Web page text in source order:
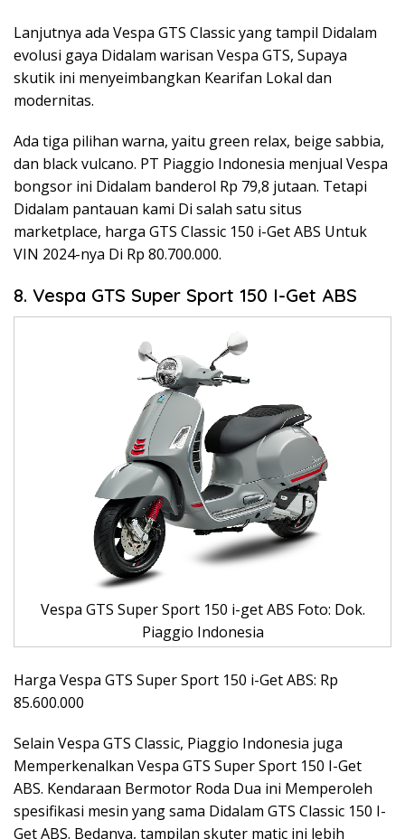
Lanjutnya ada Vespa GTS Classic yang tampil Didalam
evolusi gaya Didalam warisan Vespa GTS, Supaya
skutik ini menyeimbangkan Kearifan Lokal dan
modernitas.
Ada tiga pilihan warna, yaitu green relax, beige sabbia,
dan black vulcano. PT Piaggio Indonesia menjual Vespa
bongsor ini Didalam banderol Rp 79,8 jutaan. Tetapi
Didalam pantauan kami Di salah satu situs
marketplace, harga GTS Classic 150 i-Get ABS Untuk
VIN 2024-nya Di Rp 80.700.000.
8. Vespa GTS Super Sport 150 I-Get ABS
Vespa GTS Super Sport 150 i-get ABS Foto: Dok.
Piaggio Indonesia
Harga Vespa GTS Super Sport 150 i-Get ABS: Rp
85.600.000
Selain Vespa GTS Classic, Piaggio Indonesia juga
Memperkenalkan Vespa GTS Super Sport 150 I-Get
ABS. Kendaraan Bermotor Roda Dua ini Memperoleh
spesifikasi mesin yang sama Didalam GTS Classic 150 I-
Get ABS. Bedanya, tampilan skuter matic ini lebih